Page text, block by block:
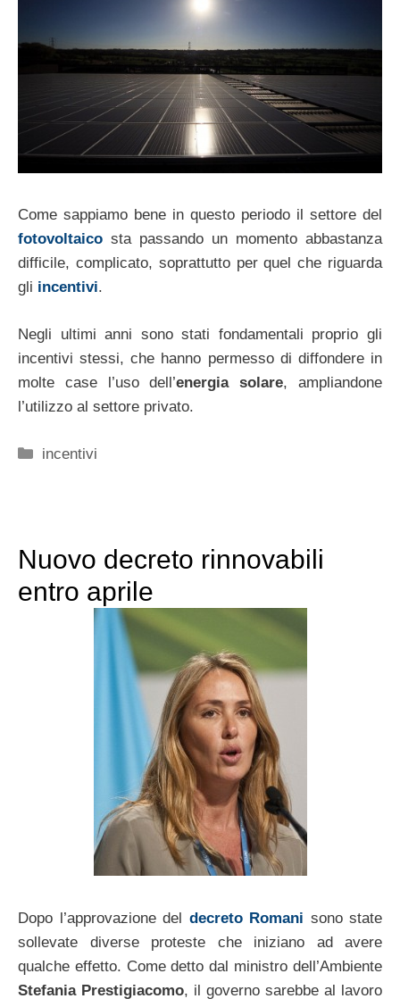
Come sappiamo bene in questo periodo il settore del
fotovoltaico sta passando un momento abbastanza
difficile, complicato, soprattutto per quel che riguarda
gli incentivi.
Negli ultimi anni sono stati fondamentali proprio gli
incentivi stessi, che hanno permesso di diffondere in
molte case l’uso dell’energia solare, ampliandone
l’utilizzo al settore privato.
Categorie
incentivi
Nuovo decreto rinnovabili
entro aprile
Dopo l’approvazione del decreto Romani sono state
sollevate diverse proteste che iniziano ad avere
qualche effetto. Come detto dal ministro dell’Ambiente
Stefania Prestigiacomo, il governo sarebbe al lavoro